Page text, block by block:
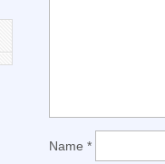
Name *